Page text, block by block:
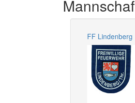
FF Lindenberg